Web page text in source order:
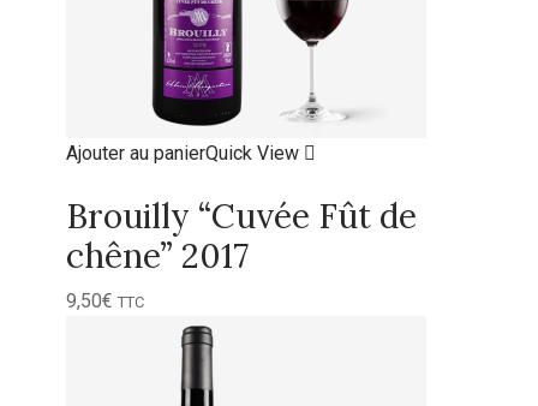
Ajouter au panierQuick View
Brouilly “Cuvée Fût de
chêne” 2017
9,50€ TTC